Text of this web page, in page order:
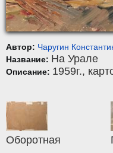
Автор: Чаругин
Название: На Урале
Описание: 1959г.,
Оборотная